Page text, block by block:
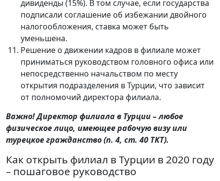
дивиденды (15%). В том случае, если государства
подписали соглашение об избежании двойного
налогообложения, ставка может быть
уменьшена.
Решение о движении кадров в филиале может
приниматься руководством головного офиса или
непосредственно начальством по месту
открытия подразделения в Турции, что зависит
от полномочий директора филиала.
Важно! Директор филиала в Турции – любое
физическое лицо, имеющее рабочую визу или
турецкое гражданство (п. 4, ст. 40 ТКТ).
Как открыть филиал в Турции в 2020 году
– пошаговое руководство